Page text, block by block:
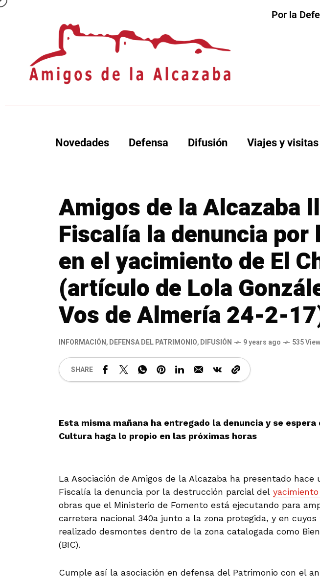
Por la
Novedades Defensa Difusión Viajes y visitas
Amigos de la Alcazaba
Fiscalía la denuncia por
en el yacimiento de El
(artículo de Lola
Vos de Almería 24-2-
INFORMACIÓN,DEFENSA DEL PATRIMONIO,DIFUSIÓN 9 years ago 535
SHARE
Esta misma mañana ha entregado la denuncia y se espera
Cultura haga lo propio en las próximas horas
La Asociación de Amigos de la Alcazaba ha presentado hace
Fiscalía la denuncia por la destrucción parcial del
obras que el Ministerio de Fomento está ejecutando para
carretera nacional 340a junto a la zona protegida, y en
realizado desmontes dentro de la zona catalogada como
(BIC).
Cumple así la asociación en defensa del Patrimonio con el